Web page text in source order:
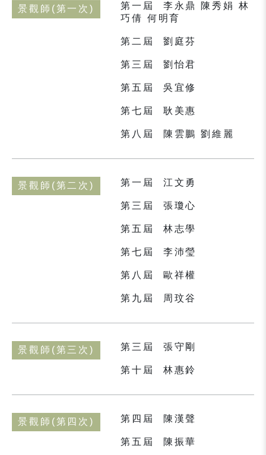
景觀師(第一次) 第一屆
李永鼎 陳秀娟 林
巧倩 何明育
第二屆 劉庭芬
第三屆 劉怡君
第五屆 吳宜修
第七屆 耿美惠
第八屆 陳雲鵬 劉維麗
景觀師(第二次) 第一屆 江文勇
第三屆 張瓊心
第五屆 林志學
第七屆 李沛瑩
第八屆 歐祥權
第九屆 周玟谷
景觀師(第三次) 第三屆 張守剛
第十屆 林惠鈴
景觀師(第四次) 第四屆 陳漢聲
第五屆 陳振華